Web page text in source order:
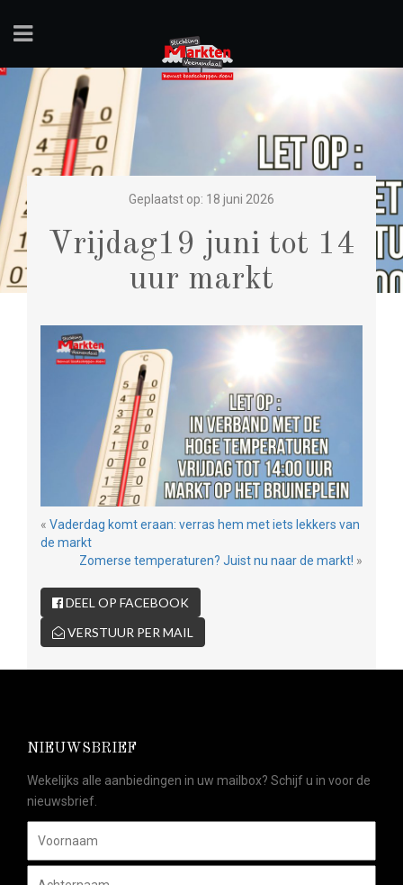
Geplaatst op: 18 juni 2026
Vrijdag19 juni tot 14
uur markt
« Vaderdag komt eraan: verras hem met iets lekkers van
de markt
Zomerse temperaturen? Juist nu naar de markt! »
DEEL OP FACEBOOK
VERSTUUR PER MAIL
NIEUWSBRIEF
Wekelijks alle aanbiedingen in uw mailbox? Schijf u in voor de
nieuwsbrief.